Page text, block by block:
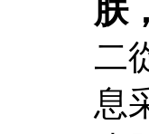
肤
二
息